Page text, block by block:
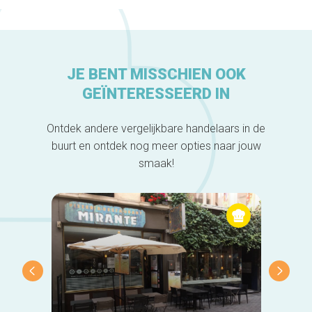
JE BENT MISSCHIEN OOK
GEÏNTERESSEERD IN
Ontdek andere vergelijkbare handelaars in de
buurt en ontdek nog meer opties naar jouw
smaak!